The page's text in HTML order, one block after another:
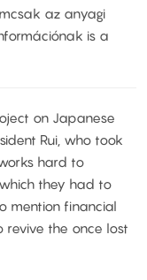
az anyagi
is a
on Japanese
Rui, who took
hard to
they had to
mention financial
revive the once lost